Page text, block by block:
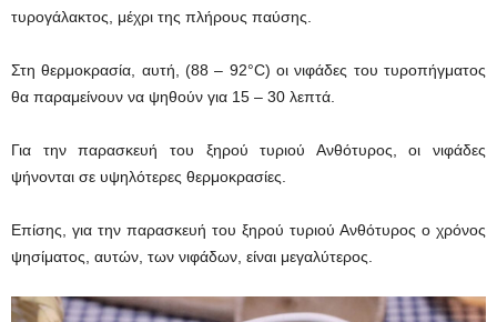
τυρογάλακτος, μέχρι της πλήρους παύσης.
Στη θερμοκρασία, αυτή, (88 – 92°C) οι νιφάδες του τυροπήγματος
θα παραμείνουν να ψηθούν για 15 – 30 λεπτά.
Για την παρασκευή του ξηρού τυριού Ανθότυρος, οι νιφάδες
ψήνονται σε υψηλότερες θερμοκρασίες.
Επίσης, για την παρασκευή του ξηρού τυριού Ανθότυρος ο χρόνος
ψησίματος, αυτών, των νιφάδων, είναι μεγαλύτερος.